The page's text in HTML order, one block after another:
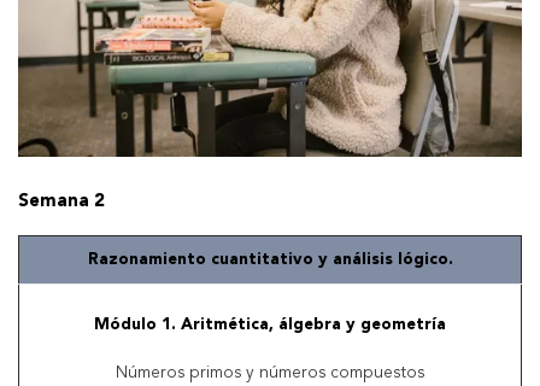
Semana 2
Razonamiento cuantitativo y análisis lógico.
Módulo 1. Aritmética, álgebra y geometría
Números primos y números compuestos